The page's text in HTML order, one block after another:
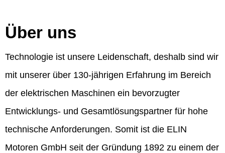
Über uns
Technologie ist unsere Leidenschaft, deshalb sind wir
mit unserer über 130-jährigen Erfahrung im Bereich
der elektrischen Maschinen ein bevorzugter
Entwicklungs- und Gesamtlösungspartner für hohe
technische Anforderungen. Somit ist die ELIN
Motoren GmbH seit der Gründung 1892 zu einem der